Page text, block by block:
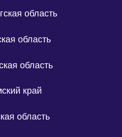
область
область
область
край
область